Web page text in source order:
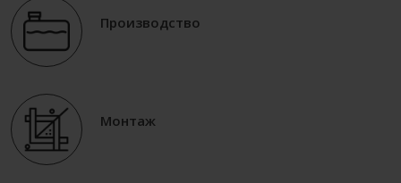
Производство
Монтаж